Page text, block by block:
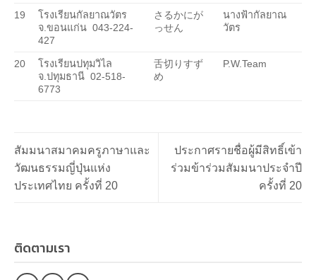
19
โรงเรียนกัลยาณวัตร
จ.ขอนแก่น 043-224-
427
さるかにが
っせん
นางฟ้ากัลยาณ
วัตร
20
โรงเรียนปทุมวิไล
จ.ปทุมธานี 02-518-
6773
舌切りすず
め
P.W.Team
สัมมนาสมาคมครูภาษาและ
วัฒนธรรมญี่ปุ่นแห่ง
ประเทศไทย ครั้งที่ 20
ประกาศรายชื่อผู้มีสิทธิ์เข้า
ร่วมข้าร่วมสัมมนาประจำปี
ครั้งที่ 20
ติดตามเรา